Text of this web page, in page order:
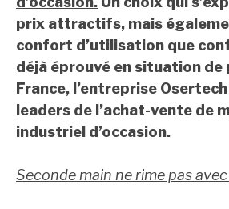
prix attractifs, mais
confort d’utilisation que
déjà éprouvé en situation de
France, l’entreprise
leaders de l’achat-vente de
industriel d’occasion.
Seconde main ne rime pas